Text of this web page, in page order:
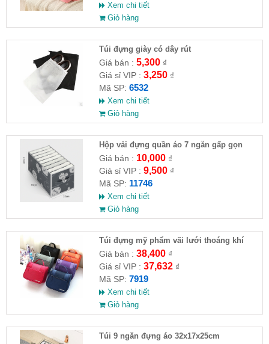
Xem chi tiết
Giỏ hàng
Túi đựng giày có dây rút
Giá bán : 5,300₫
Giá sỉ VIP : 3,250₫
Mã SP: 6532
Xem chi tiết
Giỏ hàng
Hộp vải đựng quần áo 7 ngăn gấp gọn
Giá bán : 10,000₫
Giá sỉ VIP : 9,500₫
Mã SP: 11746
Xem chi tiết
Giỏ hàng
Túi đựng mỹ phẩm vãi lưới thoáng khí
travelbag
Giá bán : 38,400₫
Giá sỉ VIP : 37,632₫
Mã SP: 7919
Xem chi tiết
Giỏ hàng
Túi 9 ngăn đựng áo 32x17x25cm